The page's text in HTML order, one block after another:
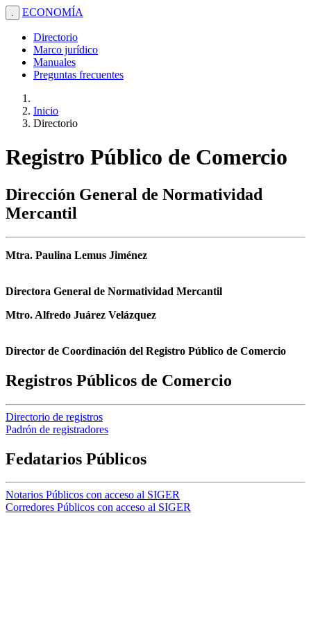
. ECONOMÍA
Directorio
Marco jurídico
Manuales
Preguntas frecuentes
Inicio
Directorio
Registro Público de Comercio
Dirección General de Normatividad
Mercantil
Mtra. Paulina Lemus Jiménez
Directora General de Normatividad Mercantil
Mtro. Alfredo Juárez Velázquez
Director de Coordinación del Registro Público de Comercio
Registros Públicos de Comercio
Directorio de registros
Padrón de registradores
Fedatarios Públicos
Notarios Públicos con acceso al SIGER
Corredores Públicos con acceso al SIGER